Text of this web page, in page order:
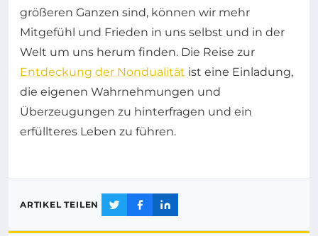
größeren Ganzen sind, können wir mehr
Mitgefühl und Frieden in uns selbst und in der
Welt um uns herum finden. Die Reise zur
Entdeckung der Nondualität ist eine Einladung,
die eigenen Wahrnehmungen und
Überzeugungen zu hinterfragen und ein
erfüllteres Leben zu führen.
ARTIKEL TEILEN